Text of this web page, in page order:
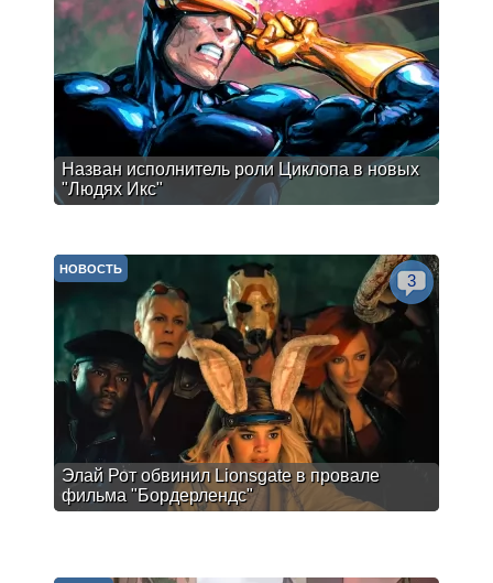
Назван исполнитель роли Циклопа в новых
"Людях Икс"
Элай Рот обвинил Lionsgate в провале
фильма "Бордерлендс"
НОВОСТЬ
3